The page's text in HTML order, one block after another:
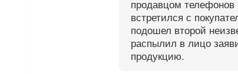
продавцом
встретился с
подошел второй
распылил в лицо
продукцию.